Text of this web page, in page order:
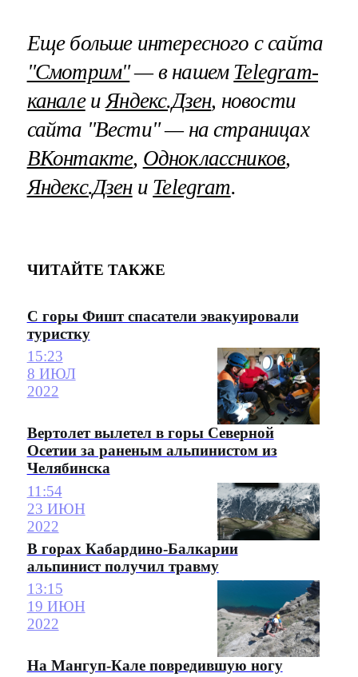
Еще больше интересного с сайта
"Смотрим"— в нашем Telegram-
каналеи Яндекс.Дзен, новости
сайта "Вести" — на страницах
ВКонтакте, Одноклассников,
Яндекс.Дзени Telegram.
ЧИТАЙТЕ ТАКЖЕ
С горы Фишт спасатели эвакуировали
туристку
15:23
8 ИЮЛ
2022
Вертолет вылетел в горы Северной
Осетии за раненым альпинистом из
Челябинска
11:54
23 ИЮН
2022
В горах Кабардино-Балкарии
альпинист получил травму
13:15
19 ИЮН
2022
На Мангуп-Кале повредившую ногу